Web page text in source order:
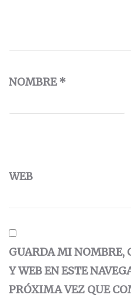
NOMBRE*
WEB
GUARDA MI NOMBRE,
Y WEB EN ESTE
PRÓXIMA VEZ QUE